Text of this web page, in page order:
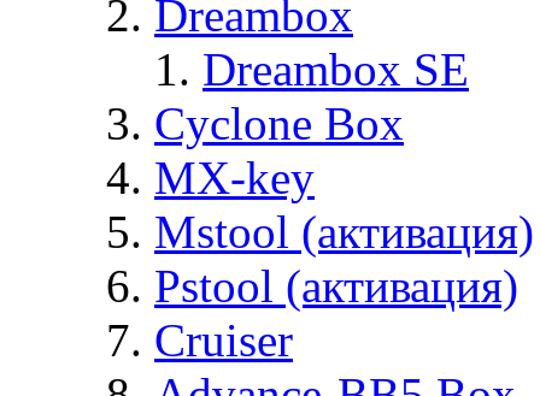
Dreambox
Dreambox SE
Cyclone Box
MX-key
Mstool (активация)
Pstool (активация)
Cruiser